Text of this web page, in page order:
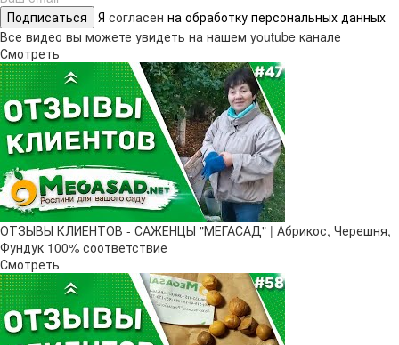
Подписаться Я согласен на обработку персональных данных
Все видео вы можете увидеть на нашем youtube канале
Смотреть
ОТЗЫВЫ КЛИЕНТОВ - САЖЕНЦЫ "МЕГАСАД" | Абрикос, Черешня,
Фундук 100% соответствие
Смотреть